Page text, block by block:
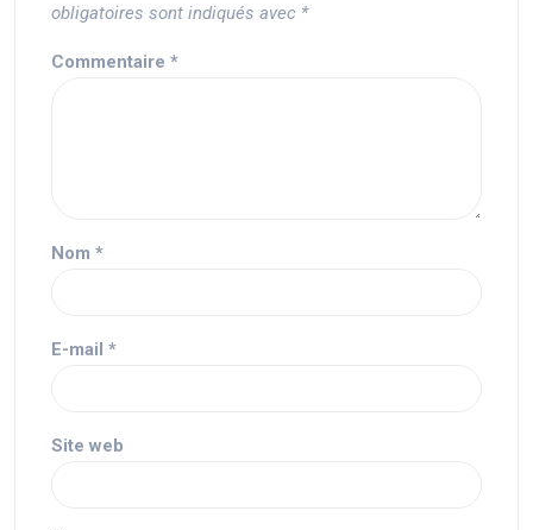
obligatoires sont indiqués avec *
Commentaire *
Nom *
E-mail *
Site web